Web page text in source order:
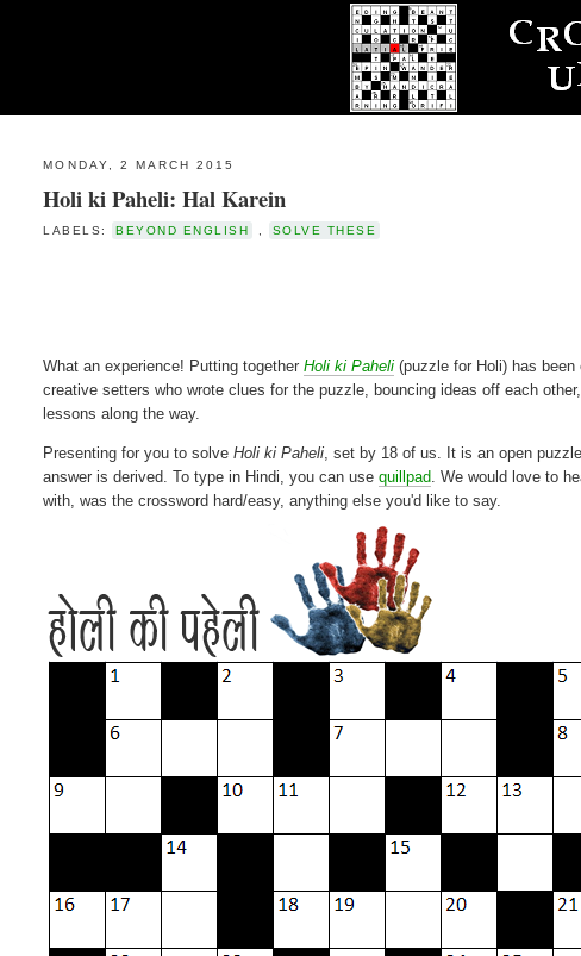
MONDAY, 2 MARCH 2015
Holi ki Paheli: Hal Karein
LABELS: BEYOND ENGLISH SOLVE THESE
What an experience! Putting togetherHoli ki Paheli (puzzle for Holi) has
creative setters who wrote clues for the puzzle, bouncing ideas off each
lessons along the way.
Presenting for you to solveHoli ki Paheli , set by 18 of us. It is an open
answer is derived. To type in Hindi, you can usequillpad . We would love to
with, was the crossword hard/easy, anything else you'd like to say.